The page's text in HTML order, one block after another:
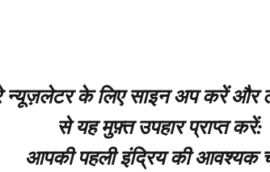
न्यूज़लेटर के लिए साइन अप करें और
से यह मुफ़्त उपहार प्राप्त करें:
आपकी पहली इंद्रिय की आवश्यक